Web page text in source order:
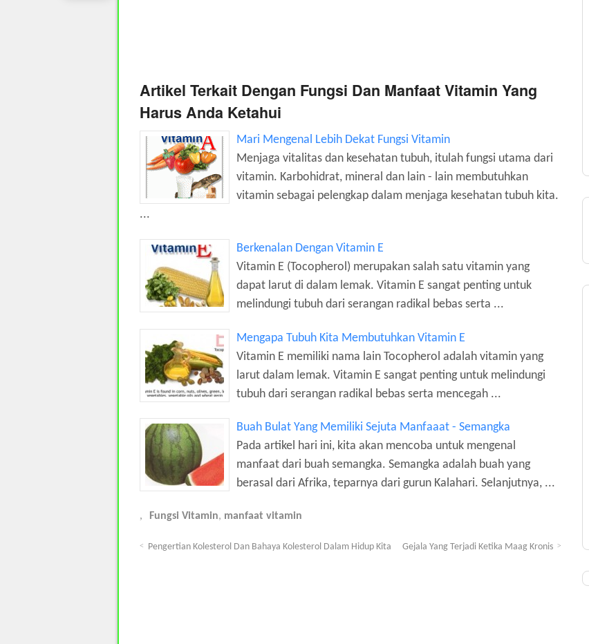
Artikel Terkait Dengan Fungsi Dan Manfaat Vitamin Yang
Harus Anda Ketahui
Mari Mengenal Lebih Dekat Fungsi Vitamin
Menjaga vitalitas dan kesehatan tubuh, itulah fungsi utama dari
vitamin. Karbohidrat, mineral dan lain - lain membutuhkan
vitamin sebagai pelengkap dalam menjaga kesehatan tubuh kita.
...
Berkenalan Dengan Vitamin E
Vitamin E (Tocopherol) merupakan salah satu vitamin yang
dapat larut di dalam lemak. Vitamin E sangat penting untuk
melindungi tubuh dari serangan radikal bebas serta ...
Mengapa Tubuh Kita Membutuhkan Vitamin E
Vitamin E memiliki nama lain Tocopherol adalah vitamin yang
larut dalam lemak. Vitamin E sangat penting untuk melindungi
tubuh dari serangan radikal bebas serta mencegah ...
Buah Bulat Yang Memiliki Sejuta Manfaaat - Semangka
Pada artikel hari ini, kita akan mencoba untuk mengenal
manfaat dari buah semangka. Semangka adalah buah yang
berasal dari Afrika, teparnya dari gurun Kalahari. Selanjutnya, ...
Fungsi Vitamin, manfaat vitamin
Pengertian Kolesterol Dan Bahaya Kolesterol Dalam Hidup Kita Gejala Yang Terjadi Ketika Maag Kronis